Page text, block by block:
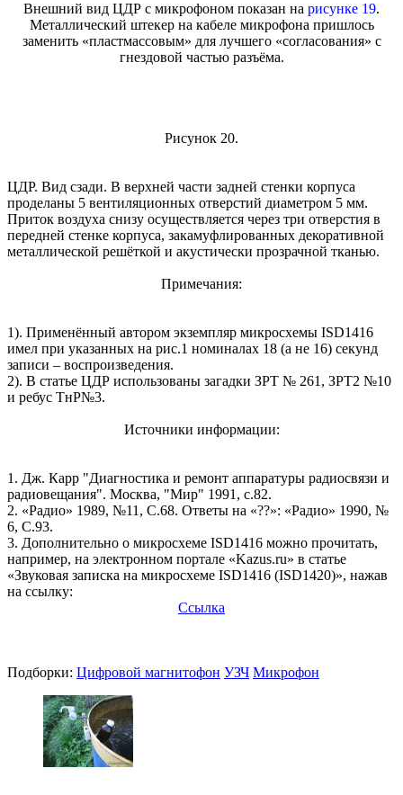
Внешний вид ЦДР с микрофоном показан на рисунке 19.
Металлический штекер на кабеле микрофона пришлось
заменить «пластмассовым» для лучшего «согласования» с
гнездовой частью разъёма.
Рисунок 20.
ЦДР. Вид сзади. В верхней части задней стенки корпуса
проделаны 5 вентиляционных отверстий диаметром 5 мм.
Приток воздуха снизу осуществляется через три отверстия в
передней стенке корпуса, закамуфлированных декоративной
металлической решёткой и акустически прозрачной тканью.
Примечания:
1). Применённый автором экземпляр микросхемы ISD1416
имел при указанных на рис.1 номиналах 18 (а не 16) секунд
записи – воспроизведения.
2). В статье ЦДР использованы загадки ЗРТ № 261, ЗРТ2 №10
и ребус ТнР№3.
Источники информации:
1. Дж. Карр "Диагностика и ремонт аппаратуры радиосвязи и
радиовещания". Москва, "Мир" 1991, с.82.
2. «Радио» 1989, №11, С.68. Ответы на «??»: «Радио» 1990, №
6, С.93.
3. Дополнительно о микросхеме ISD1416 можно прочитать,
например, на электронном портале «Kazus.ru» в статье
«Звуковая записка на микросхеме ISD1416 (ISD1420)», нажав
на ссылку:
Ссылка
Подборки: Цифровой магнитофон УЗЧ Микрофон